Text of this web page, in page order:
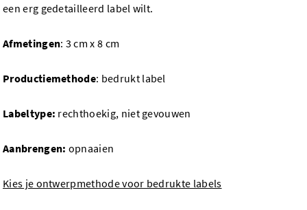
een erg gedetailleerd label wilt.
Afmetingen: 3 cm x 8 cm
Productiemethode: bedrukt label
Labeltype: rechthoekig, niet gevouwen
Aanbrengen: opnaaien
Kies je ontwerpmethode voor bedrukte labels